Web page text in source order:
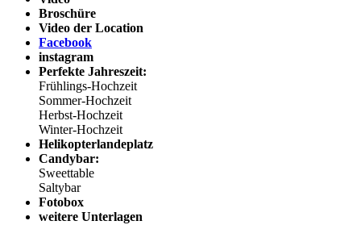
Broschüre
Video der Location
Facebook
instagram
Perfekte Jahreszeit:
Frühlings-Hochzeit
Sommer-Hochzeit
Herbst-Hochzeit
Winter-Hochzeit
Helikopterlandeplatz
Candybar:
Sweettable
Saltybar
Fotobox
weitere Unterlagen